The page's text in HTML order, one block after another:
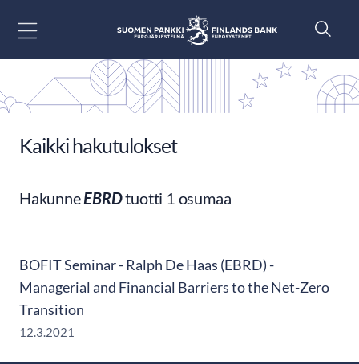
Kaikki hakutulokset
HakunneEBRDtuotti 1 osumaa
BOFIT Seminar - Ralph De Haas (EBRD) -
Managerial and Financial Barriers to the Net-Zero
Transition
12.3.2021